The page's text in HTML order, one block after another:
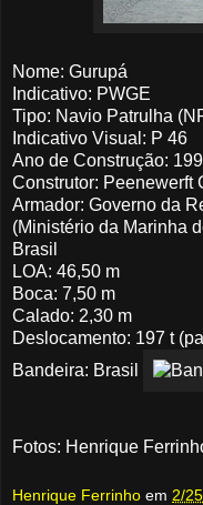
Nome: Gurupá
Indicativo: PWGE
Tipo: Navio Patrulha
Indicativo Visual: P 46
Ano de Construção:
Construtor: Peenewerft
Armador: Governo da
(Ministério da Marinha
Brasil
LOA: 46,50 m
Boca: 7,50 m
Calado: 2,30 m
Deslocamento: 197 t
Bandeira: Brasil
Fotos: Henrique
Henrique Ferrinho em 2/